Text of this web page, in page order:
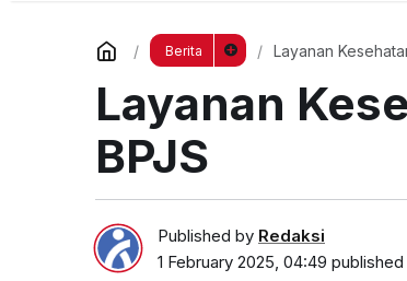
Berita Layanan
Layanan
BPJS
Published by Redaksi
1 February 2025, 04:49 published